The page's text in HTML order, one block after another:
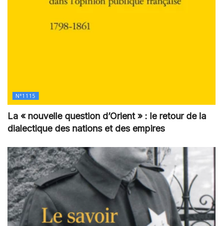
N°1115
La « nouvelle question d’Orient » : le retour de la
dialectique des nations et des empires